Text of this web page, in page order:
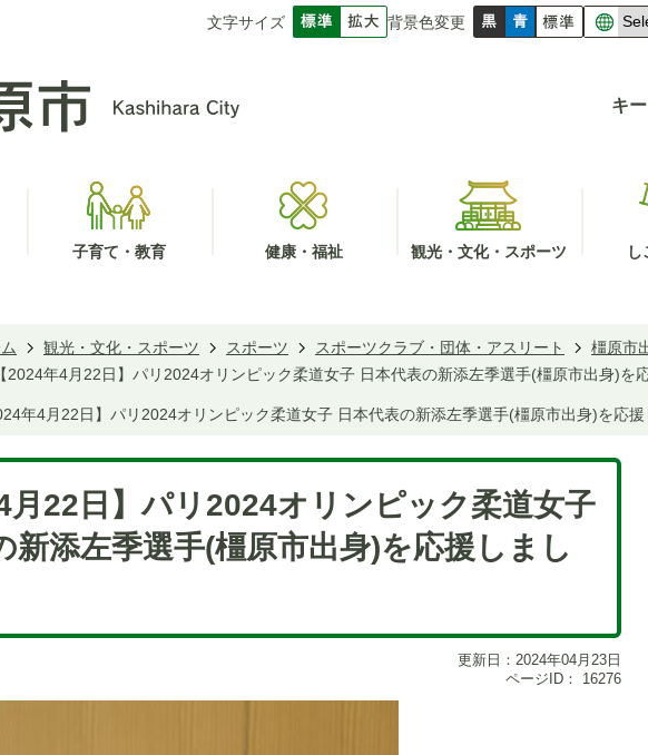
文字サイズ 背景色変更
キ
子育て・教育 健康・福祉 観光・文化・スポーツ
観光・文化・スポーツ スポーツ スポーツクラブ・団体・アスリート
橿原市
【2024年4月22日】パリ2024オリンピック柔道女子 日本代表の新添左季選手(橿原市出身)を
年4月22日】パリ2024オリンピック柔道女子 日本代表の新添左季選手(橿原市出身)を応援
4月22日】パリ2024オリンピック柔道女子
新添左季選手(橿原市出身)を応援しまし
更新日：2024年04月23日
ページID：
16276